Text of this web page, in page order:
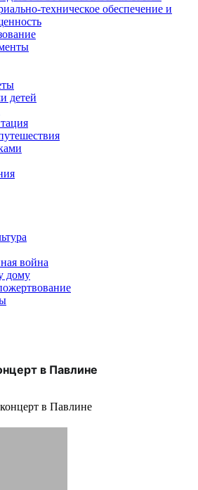
техническое обеспечение и
детей
война
дому
в Павлине
в Павлине